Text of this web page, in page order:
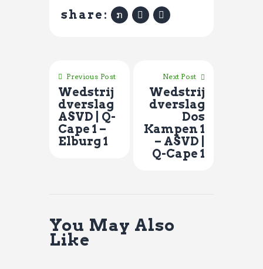
share:
Previous Post
Wedstrij
dverslag
ASVD | Q-
Cape 1 –
Elburg 1
Next Post
Wedstrij
dverslag
Dos
Kampen 1
– ASVD |
Q-Cape 1
You May Also
Like